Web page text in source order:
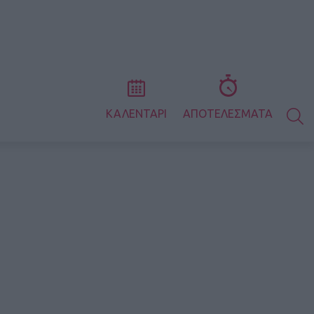
ΚΑΛΕΝΤΑΡΙ ΑΠΟΤΕΛΕΣΜΑΤΑ